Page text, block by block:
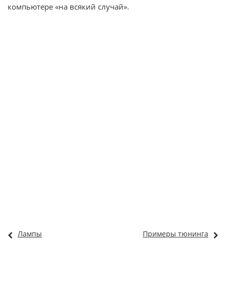
компьютере «на всякий случай».
Лампы Примеры тюнинга